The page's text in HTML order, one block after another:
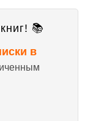
📚
в